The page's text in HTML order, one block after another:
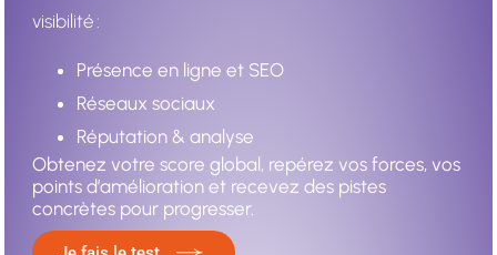
visibilité :
Présence en ligne et SEO
Réseaux sociaux
Réputation & analyse
Obtenez votre score global, repérez vos forces, vos
points d’amélioration et recevez des pistes
concrètes pour progresser.